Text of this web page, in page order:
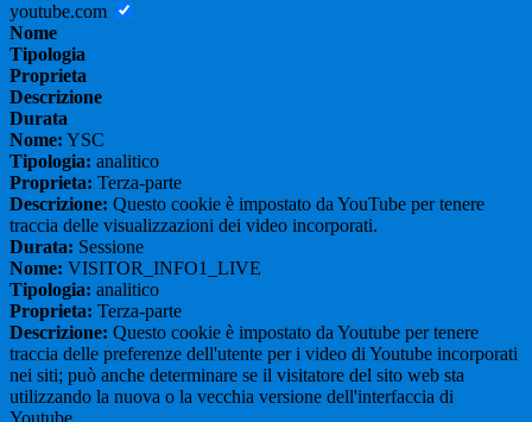
youtube.com
Nome
Tipologia
Proprieta
Descrizione
Durata
Nome: YSC
Tipologia: analitico
Proprieta: Terza-parte
Descrizione: Questo cookie è impostato da YouTube per tenere
traccia delle visualizzazioni dei video incorporati.
Durata: Sessione
Nome: VISITOR_INFO1_LIVE
Tipologia: analitico
Proprieta: Terza-parte
Descrizione: Questo cookie è impostato da Youtube per tenere
traccia delle preferenze dell'utente per i video di Youtube incorporati
nei siti; può anche determinare se il visitatore del sito web sta
utilizzando la nuova o la vecchia versione dell'interfaccia di